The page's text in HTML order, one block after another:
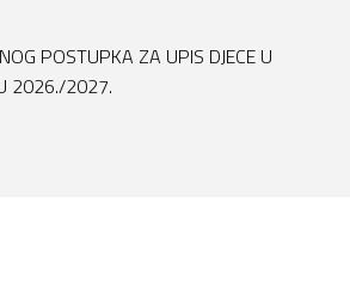
POSTUPKA ZA UPIS DJECE U
2026./2027.